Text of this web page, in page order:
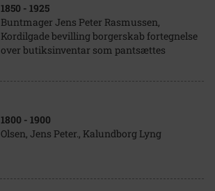
1850 - 1925
Buntmager Jens Peter Rasmussen,
Kordilgade bevilling borgerskab fortegnelse
over butiksinventar som pantsættes
1800 - 1900
Olsen, Jens Peter., Kalundborg Lyng